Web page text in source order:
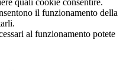
il funzionamento della
al funzionamento potete